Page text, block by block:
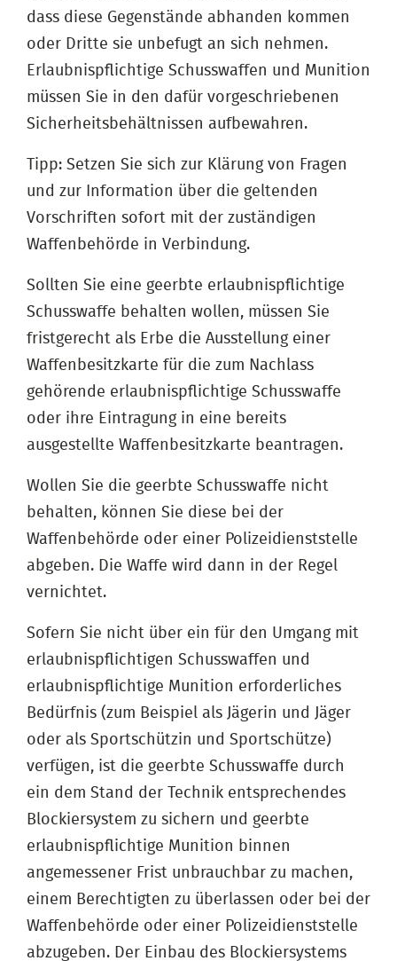
dass diese Gegenstände abhanden kommen
oder Dritte sie unbefugt an sich nehmen.
Erlaubnispflichtige Schusswaffen und Munition
müssen Sie in den dafür vorgeschriebenen
Sicherheitsbehältnissen aufbewahren.
Tipp: Setzen Sie sich zur Klärung von Fragen
und zur Information über die geltenden
Vorschriften sofort mit der zuständigen
Waffenbehörde in Verbindung.
Sollten Sie eine geerbte erlaubnispflichtige
Schusswaffe behalten wollen, müssen Sie
fristgerecht als Erbe die Ausstellung einer
Waffenbesitzkarte für die zum Nachlass
gehörende erlaubnispflichtige Schusswaffe
oder ihre Eintragung in eine bereits
ausgestellte Waffenbesitzkarte beantragen.
Wollen Sie die geerbte Schusswaffe nicht
behalten, können Sie diese bei der
Waffenbehörde oder einer Polizeidienststelle
abgeben. Die Waffe wird dann in der Regel
vernichtet.
Sofern Sie nicht über ein für den Umgang mit
erlaubnispflichtigen Schusswaffen und
erlaubnispflichtige Munition erforderliches
Bedürfnis (zum Beispiel als Jägerin und Jäger
oder als Sportschützin und Sportschütze)
verfügen, ist die geerbte Schusswaffe durch
ein dem Stand der Technik entsprechendes
Blockiersystem zu sichern und geerbte
erlaubnispflichtige Munition binnen
angemessener Frist unbrauchbar zu machen,
einem Berechtigten zu überlassen oder bei der
Waffenbehörde oder einer Polizeidienststelle
abzugeben. Der Einbau des Blockiersystems